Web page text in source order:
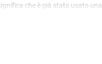
che è già stato usato una
per gli anni a venire.